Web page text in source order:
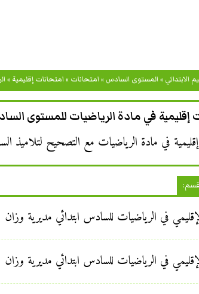
الابتدائي »المستوى السادس »امتحانات »امتحانات إقليمية »
إقليمية في مادة الرياضيات للمستوى
في مادة الرياضيات مع التصحيح لتلاميذ
في الرياضيات للسادس ابتدائي مديرية وزان 2016
في الرياضيات للسادس ابتدائي مديرية وزان 2015